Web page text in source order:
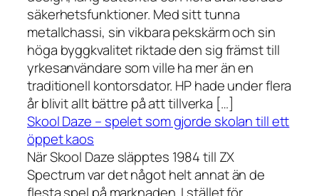
säkerhetsfunktioner. Med sitt tunna
metallchassi, sin vikbara pekskärm och sin
höga byggkvalitet riktade den sig främst till
yrkesanvändare som ville ha mer än en
traditionell kontorsdator. HP hade under flera
år blivit allt bättre på att tillverka […]
Skool Daze – spelet som gjorde skolan till ett
öppet kaos
När Skool Daze släpptes 1984 till ZX
Spectrum var det något helt annat än de